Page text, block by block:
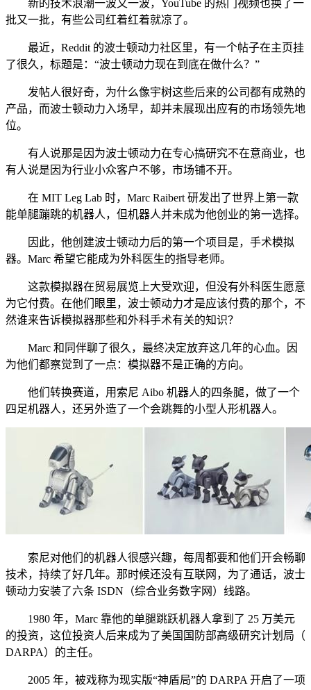
新的技术浪潮一波又一波，YouTube 的热门视频也换了一
批又一批，有些公司红着红着就凉了。
最近，Reddit 的波士顿动力社区里，有一个帖子在主页挂
了很久，标题是：“波士顿动力现在到底在做什么？”
发帖人很好奇，为什么像宇树这些后来的公司都有成熟的
产品，而波士顿动力入场早，却并未展现出应有的市场领先地
位。
有人说那是因为波士顿动力在专心搞研究不在意商业，也
有人说是因为行业小众客户不够，市场铺不开。
在 MIT Leg Lab 时，Marc Raibert 研发出了世界上第一款
能单腿蹦跳的机器人，但机器人并未成为他创业的第一选择。
因此，他创建波士顿动力后的第一个项目是，手术模拟
器。Marc 希望它能成为外科医生的指导老师。
这款模拟器在贸易展览上大受欢迎，但没有外科医生愿意
为它付费。在他们眼里，波士顿动力才是应该付费的那个，不
然谁来告诉模拟器那些和外科手术有关的知识？
Marc 和同伴聊了很久，最终决定放弃这几年的心血。因
为他们都察觉到了一点：模拟器不是正确的方向。
他们转换赛道，用索尼 Aibo 机器人的四条腿，做了一个
四足机器人，还另外造了一个会跳舞的小型人形机器人。
索尼对他们的机器人很感兴趣，每周都要和他们开会畅聊
技术，持续了好几年。那时候还没有互联网，为了通话，波士
顿动力安装了六条 ISDN（综合业务数字网）线路。
1980 年，Marc 靠他的单腿跳跃机器人拿到了 25 万美元
的投资，这位投资人后来成为了美国国防部高级研究计划局（
DARPA）的主任。
2005 年，被戏称为现实版“神盾局”的 DARPA 开启了一项